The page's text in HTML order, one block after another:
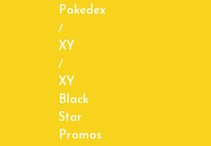
Pokedex
/
XY
/
XY
Black
Star
Promos